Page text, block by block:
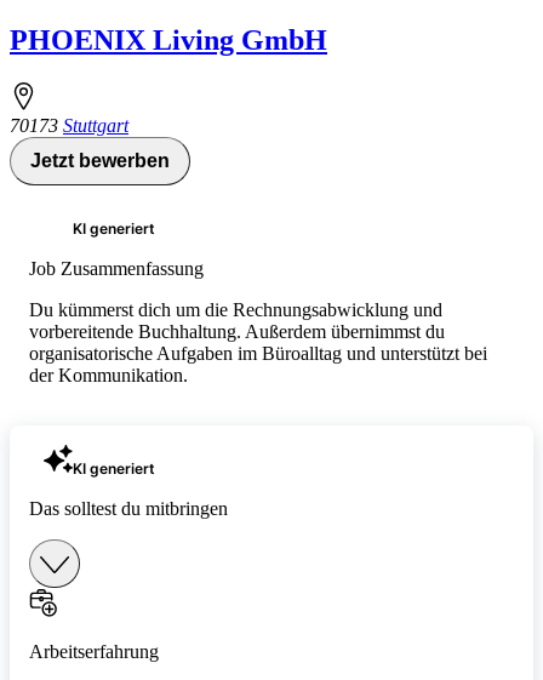
PHOENIX Living GmbH
70173 Stuttgart
Jetzt bewerben
KI generiert
Job Zusammenfassung
Du kümmerst dich um die Rechnungsabwicklung und
vorbereitende Buchhaltung. Außerdem übernimmst du
organisatorische Aufgaben im Büroalltag und unterstützt bei
der Kommunikation.
KI generiert
Das solltest du mitbringen
Arbeitserfahrung